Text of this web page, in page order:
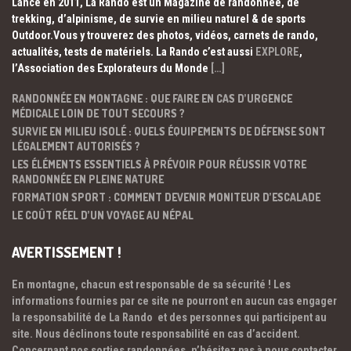
trekking, d’alpinisme, de survie en milieu naturel & de sports
Outdoor.Vous y trouverez des photos, vidéos, carnets de rando,
actualités, tests de matériels. La Rando c’est aussi EXPLORE,
l’Association des Explorateurs du Monde […]
RANDONNÉE EN MONTAGNE : QUE FAIRE EN CAS D’URGENCE
MÉDICALE LOIN DE TOUT SECOURS ?
SURVIE EN MILIEU ISOLÉ : QUELS ÉQUIPEMENTS DE DÉFENSE SONT
LÉGALEMENT AUTORISÉS ?
LES ÉLÉMENTS ESSENTIELS À PRÉVOIR POUR RÉUSSIR VOTRE
RANDONNÉE EN PLEINE NATURE
FORMATION SPORT : COMMENT DEVENIR MONITEUR D’ESCALADE
LE COÛT RÉEL D’UN VOYAGE AU NÉPAL
AVERTISSEMENT !
En montagne, chacun est responsable de sa sécurité ! Les
informations fournies par ce site ne pourront en aucun cas engager
la responsabilité de La Rando et des personnes qui participent au
site. Nous déclinons toute responsabilité en cas d’accident.